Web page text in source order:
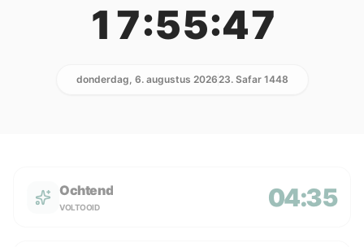
17:55:47
donderdag, 6. augustus 202623. Safar 1448
Ochtend
VOLTOOID 04:35